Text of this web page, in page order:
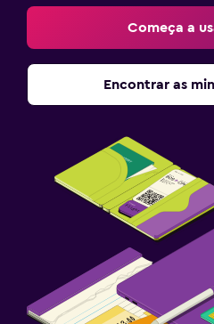
Começa a
Encontrar as